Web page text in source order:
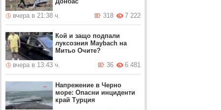
вчера в 21:38 ч.
7 222
318
Кой и защо подпали
луксозния Maybach на
Митьо Очите?
вчера в 13:43 ч.
6 481
36
Напрежение в Черно
море: Опасни инциденти
край Турция